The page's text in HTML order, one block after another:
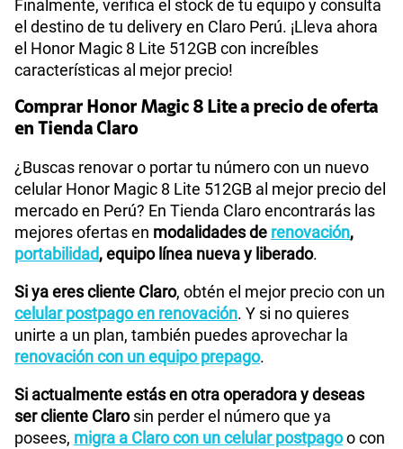
Finalmente, verifica el stock de tu equipo y consulta
el destino de tu delivery en Claro Perú. ¡Lleva ahora
el Honor Magic 8 Lite 512GB con increíbles
características al mejor precio!
Comprar Honor Magic 8 Lite a precio de oferta
en Tienda Claro
¿Buscas renovar o portar tu número con un nuevo
celular Honor Magic 8 Lite 512GB al mejor precio del
mercado en Perú? En Tienda Claro encontrarás las
mejores ofertas en modalidades de renovación,
portabilidad, equipo línea nueva y liberado.
Si ya eres cliente Claro, obtén el mejor precio con un
celular postpago en renovación. Y si no quieres
unirte a un plan, también puedes aprovechar la
renovación con un equipo prepago.
Si actualmente estás en otra operadora y deseas
ser cliente Clarosin perder el número que ya
posees, migra a Claro con un celular postpagoo con